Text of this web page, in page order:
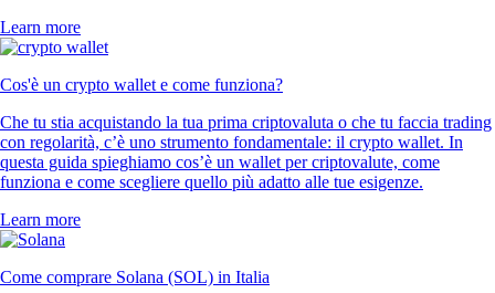
Learn more
Cos'è un crypto wallet e come funziona?
Che tu stia acquistando la tua prima criptovaluta o che tu faccia trading
con regolarità, c’è uno strumento fondamentale: il crypto wallet. In
questa guida spieghiamo cos’è un wallet per criptovalute, come
funziona e come scegliere quello più adatto alle tue esigenze.
Learn more
Come comprare Solana (SOL) in Italia